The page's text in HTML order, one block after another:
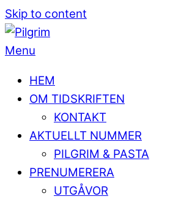
Skip to content
Menu
HEM
OM TIDSKRIFTEN
KONTAKT
AKTUELLT NUMMER
PILGRIM & PASTA
PRENUMERERA
UTGÅVOR